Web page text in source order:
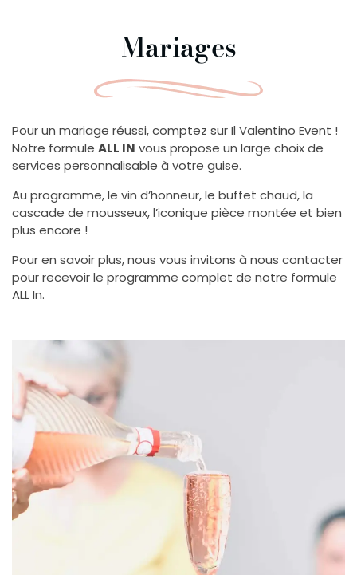
Mariages
Pour un mariage réussi, comptez sur Il Valentino Event !
Notre formule ALL IN vous propose un large choix de
services personnalisable à votre guise.
Au programme, le vin d’honneur, le buffet chaud, la
cascade de mousseux, l’iconique pièce montée et bien
plus encore !
Pour en savoir plus, nous vous invitons à nous contacter
pour recevoir le programme complet de notre formule
ALL In.